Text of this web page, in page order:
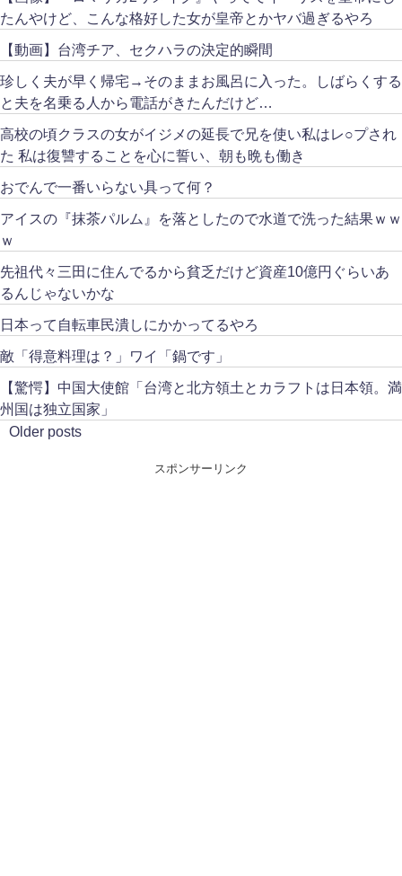
たんやけど、こんな格好した女が皇帝とかヤバ過ぎるやろ
【動画】台湾チア、セクハラの決定的瞬間
珍しく夫が早く帰宅→そのままお風呂に入った。しばらくする
と夫を名乗る人から電話がきたんだけど…
高校の頃クラスの女がイジメの延長で兄を使い私はレ○プされ
た 私は復讐することを心に誓い、朝も晩も働き
おでんで一番いらない具って何？
アイスの『抹茶パルム』を落としたので水道で洗った結果ｗｗ
ｗ
先祖代々三田に住んでるから貧乏だけど資産10億円ぐらいあ
るんじゃないかな
日本って自転車民潰しにかかってるやろ
敵「得意料理は？」ワイ「鍋です」
【驚愕】中国大使館「台湾と北方領土とカラフトは日本領。満
州国は独立国家」
Older posts
スポンサーリンク